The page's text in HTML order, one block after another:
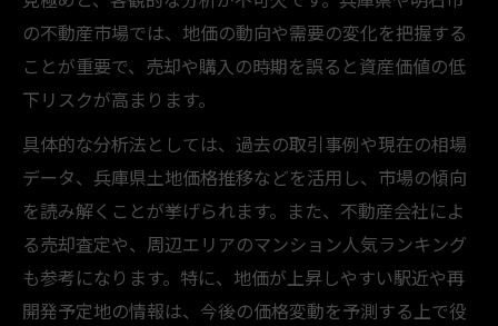
の不動産市場では、地価の動向や需要の変化を把握する
ことが重要で、売却や購入の時期を誤ると資産価値の低
下リスクが高まります。
具体的な分析法としては、過去の取引事例や現在の相場
データ、兵庫県土地価格推移などを活用し、市場の傾向
を読み解くことが挙げられます。また、不動産会社によ
る売却査定や、周辺エリアのマンション人気ランキング
も参考になります。特に、地価が上昇しやすい駅近や再
開発予定地の情報は、今後の価格変動を予測する上で役